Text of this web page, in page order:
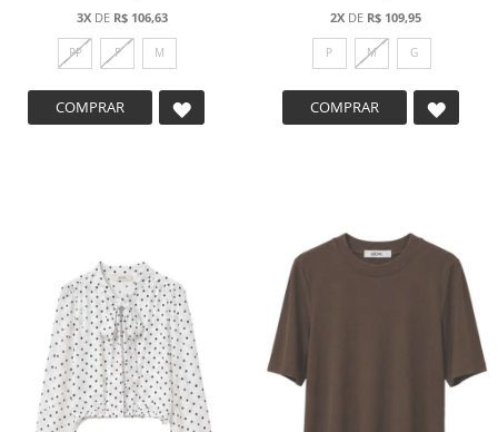
3XDE R$ 106,63
PP P M
COMPRAR
ADICIONAR
2X DE R$ 109,95
P M G
COMPRAR